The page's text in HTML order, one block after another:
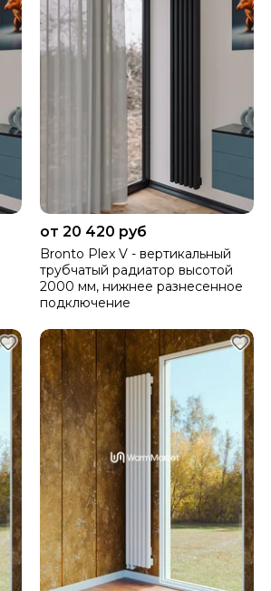
от 20 420 руб
Bronto Plex V - вертикальный
трубчатый радиатор высотой
2000 мм, нижнее разнесенное
подключение